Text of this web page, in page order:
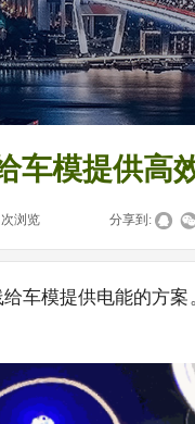
车模提供高
次浏览 分享到:
车模提供电能的方